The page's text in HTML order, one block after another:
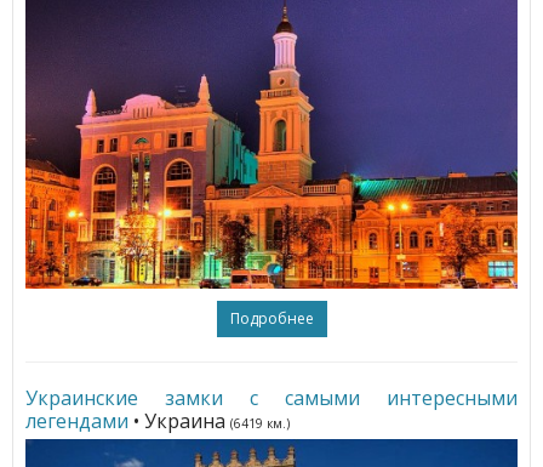
Подробнее
Украинские замки с самыми интересными
легендами • Украина (6419 км.)